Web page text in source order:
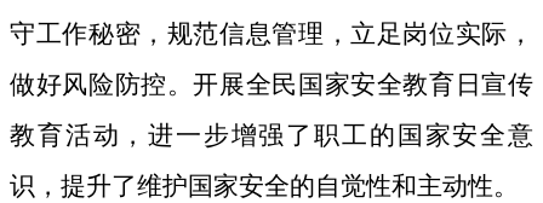
守工作秘密，规范信息管理，立足岗位实际，
做好风险防控。开展全民国家安全教育日宣传
教育活动，进一步增强了职工的国家安全意
识，提升了维护国家安全的自觉性和主动性。